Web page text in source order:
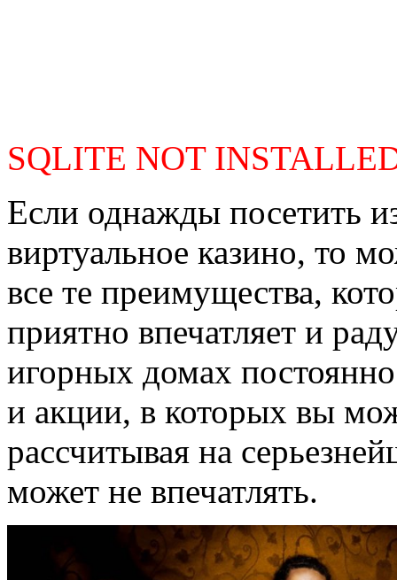
SQLITE NOT
Если однажды посетить
виртуальное казино, то
все те преимущества,
приятно впечатляет и
игорных домах
и акции, в которых вы
рассчитывая на
может не впечатлять.